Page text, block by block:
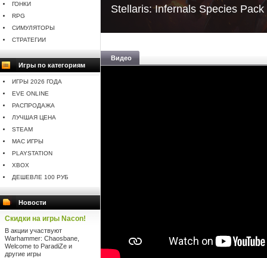
ГОНКИ
RPG
СИМУЛЯТОРЫ
СТРАТЕГИИ
Игры по категориям
ИГРЫ 2026 ГОДА
EVE ONLINE
РАСПРОДАЖА
ЛУЧШАЯ ЦЕНА
STEAM
MAC ИГРЫ
PLAYSTATION
XBOX
ДЕШЕВЛЕ 100 РУБ
Новости
Скидки на игры Nacon!
В акции участвуют
Warhammer: Chaosbane,
Welcome to ParadiZe и
другие игры
Stellaris: Infernals Species Pack
Видео